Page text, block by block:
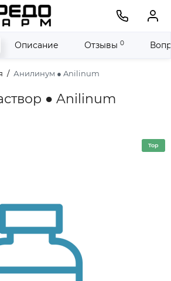
Анилинум ● Anilinum
● Anilinum
Описание Отзывы 0
Top